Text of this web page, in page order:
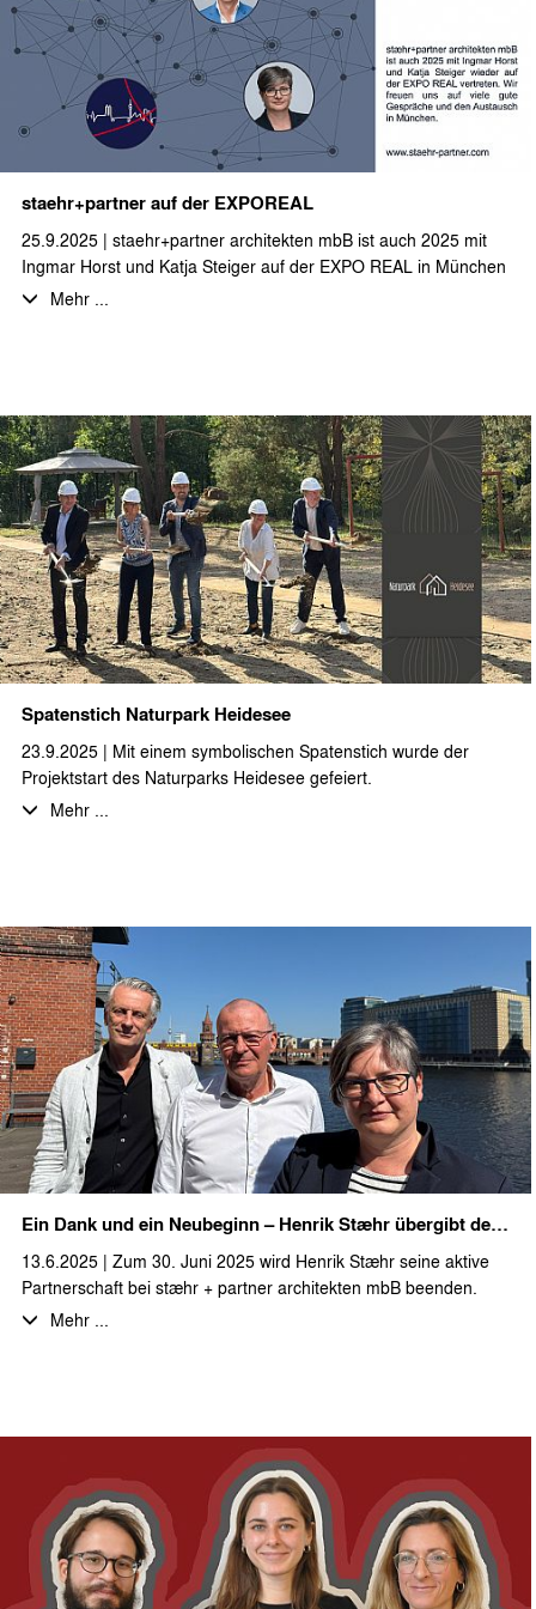
freuen uns sehr über die spannende Aufgabe im Hotelsegment
und wünschen viel Erfolg bei der Umsetzung innerhalb der
nächsten Monate.
staehr+partner auf der EXPOREAL
25.9.2025 | staehr+partner architekten mbB ist auch 2025 mit
Ingmar Horst und Katja Steiger auf der EXPO REAL in München
vertreten.
Mehr ...
Spatenstich Naturpark Heidesee
23.9.2025 | Mit einem symbolischen Spatenstich wurde der
Projektstart des Naturparks Heidesee gefeiert.
Eindruck von dem geplanten Ferienimmobilienprojekt zu
machen. Auf dem ca. 25.000 m² großen Projektgelände,
idyllisch am „Langen See“ gelegen, passen sich die geplanten
Ferienhäuser, mit ihrer skandinavischen Ästhetik perfekt in die
Brandenburger Naturlandschaft ein. Nach einer
Projektvorstellung durch die beiden Geschäftsführer der
Naturpark Heidesee GmbH und einem Grußwort des
Bürgermeisters der Gemeinde Heidesee wurde mit dem
gemeinsamen Spatenstich das Projekt symbolisch gestartet. Der
tatsächliche Baubeginn für die ersten Einzel- und Doppelhäuser
im Bauabschnitt I der Ferienwohnanlage ist für Ende des Jahres
geplant.
Wir bedanken uns herzlich für die Einladung zu diesem schönen
Event und freuen uns auf die weitere Zusammenarbeit in den
nächsten Planungs- und Bauabschnitten.
Mehr ...
Ein Dank und ein Neubeginn – Henrik Stæhr übergibt den Staffelstab
13.6.2025 | Zum 30. Juni 2025 wird Henrik Stæhr seine aktive
Partnerschaft bei stæhr + partner architekten mbB beenden.
Nach über drei Jahrzehnten intensiven Wirkens in Berlin zieht er
Wir danken Henrik für seine Energie, seine Haltung und sein
Vertrauen. Viele Projekte und Entwicklungen der letzten
Jahrzehnte tragen seine Handschrift – nicht nur im Entwurf,
sondern auch in der Art, wie wir im Team zusammenarbeiten:
mit Verlässlichkeit, Freude an der Gestaltung und einem Stück
dänischem Lebensgefühl.
Mehr ...